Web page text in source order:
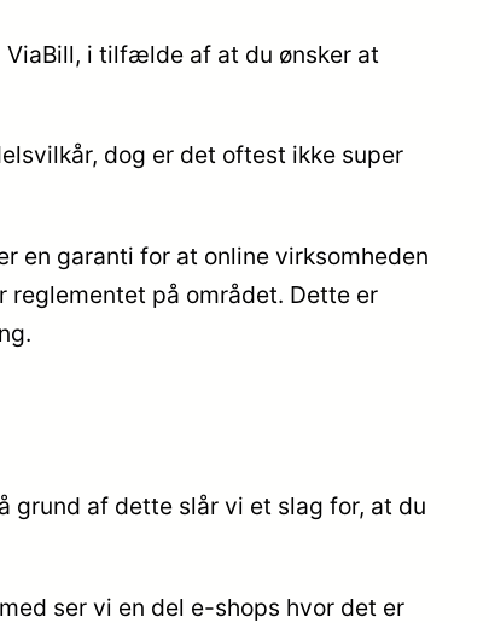
i tilfælde af at du ønsker at
dog er det oftest ikke super
en garanti for at online virksomheden
på området. Dette er
af dette slår vi et slag for, at du
ser vi en del e-shops hvor det er